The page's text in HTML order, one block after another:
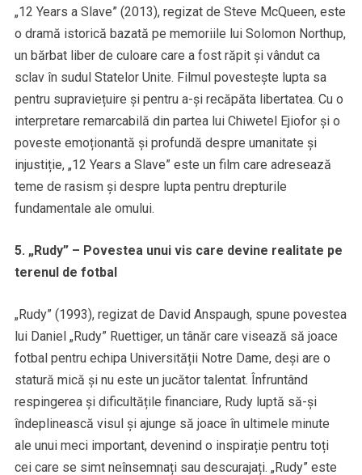
„12 Years a Slave” (2013), regizat de Steve McQueen, este
o dramă istorică bazată pe memoriile lui Solomon Northup,
un bărbat liber de culoare care a fost răpit și vândut ca
sclav în sudul Statelor Unite. Filmul povestește lupta sa
pentru supraviețuire și pentru a-și recăpăta libertatea. Cu o
interpretare remarcabilă din partea lui Chiwetel Ejiofor și o
poveste emoționantă și profundă despre umanitate și
injustiție, „12 Years a Slave” este un film care adresează
teme de rasism și despre lupta pentru drepturile
fundamentale ale omului.
5. „Rudy” – Povestea unui vis care devine realitate pe
terenul de fotbal
„Rudy” (1993), regizat de David Anspaugh, spune povestea
lui Daniel „Rudy” Ruettiger, un tânăr care visează să joace
fotbal pentru echipa Universității Notre Dame, deși are o
statură mică și nu este un jucător talentat. Înfruntând
respingerea și dificultățile financiare, Rudy luptă să-și
îndeplinească visul și ajunge să joace în ultimele minute
ale unui meci important, devenind o inspirație pentru toți
cei care se simt neînsemnați sau descurajați. „Rudy” este